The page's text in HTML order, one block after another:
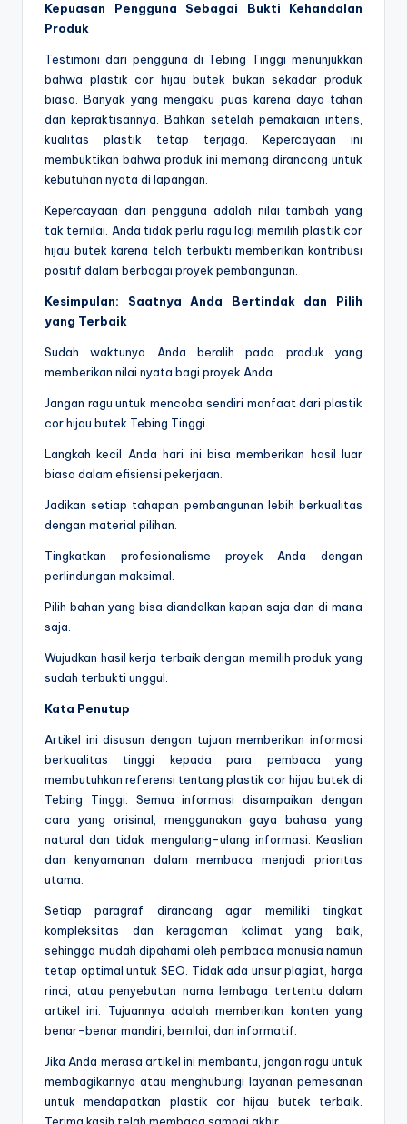
Kepuasan Pengguna Sebagai Bukti Kehandalan
Produk
Testimoni dari pengguna di Tebing Tinggi menunjukkan
bahwa plastik cor hijau butek bukan sekadar produk
biasa. Banyak yang mengaku puas karena daya tahan
dan kepraktisannya. Bahkan setelah pemakaian intens,
kualitas plastik tetap terjaga. Kepercayaan ini
membuktikan bahwa produk ini memang dirancang untuk
kebutuhan nyata di lapangan.
Kepercayaan dari pengguna adalah nilai tambah yang
tak ternilai. Anda tidak perlu ragu lagi memilih plastik cor
hijau butek karena telah terbukti memberikan kontribusi
positif dalam berbagai proyek pembangunan.
Kesimpulan: Saatnya Anda Bertindak dan Pilih
yang Terbaik
Sudah waktunya Anda beralih pada produk yang
memberikan nilai nyata bagi proyek Anda.
Jangan ragu untuk mencoba sendiri manfaat dari plastik
cor hijau butek Tebing Tinggi.
Langkah kecil Anda hari ini bisa memberikan hasil luar
biasa dalam efisiensi pekerjaan.
Jadikan setiap tahapan pembangunan lebih berkualitas
dengan material pilihan.
Tingkatkan profesionalisme proyek Anda dengan
perlindungan maksimal.
Pilih bahan yang bisa diandalkan kapan saja dan di mana
saja.
Wujudkan hasil kerja terbaik dengan memilih produk yang
sudah terbukti unggul.
Kata Penutup
Artikel ini disusun dengan tujuan memberikan informasi
berkualitas tinggi kepada para pembaca yang
membutuhkan referensi tentang plastik cor hijau butek di
Tebing Tinggi. Semua informasi disampaikan dengan
cara yang orisinal, menggunakan gaya bahasa yang
natural dan tidak mengulang-ulang informasi. Keaslian
dan kenyamanan dalam membaca menjadi prioritas
utama.
Setiap paragraf dirancang agar memiliki tingkat
kompleksitas dan keragaman kalimat yang baik,
sehingga mudah dipahami oleh pembaca manusia namun
tetap optimal untuk SEO. Tidak ada unsur plagiat, harga
rinci, atau penyebutan nama lembaga tertentu dalam
artikel ini. Tujuannya adalah memberikan konten yang
benar-benar mandiri, bernilai, dan informatif.
Jika Anda merasa artikel ini membantu, jangan ragu untuk
membagikannya atau menghubungi layanan pemesanan
untuk mendapatkan plastik cor hijau butek terbaik.